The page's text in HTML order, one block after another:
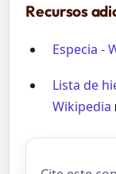
Recursos
Especia -
Lista de
Wikipedia